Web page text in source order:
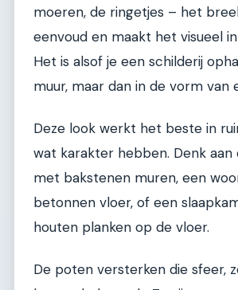
moeren, de ringetjes – het
eenvoud en maakt het visueel
Het is alsof je een schilderij
muur, maar dan in de vorm van
Deze look werkt het beste in
wat karakter hebben. Denk aan
met bakstenen muren, een
betonnen vloer, of een
houten planken op de vloer.
De poten versterken die sfeer,